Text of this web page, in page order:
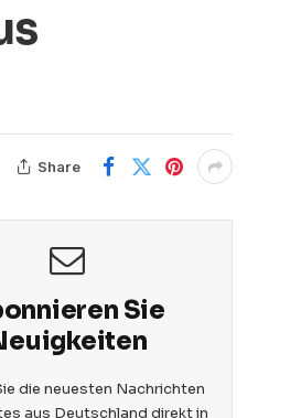
Share
Sie
die neuesten Nachrichten
aus Deutschland direkt in